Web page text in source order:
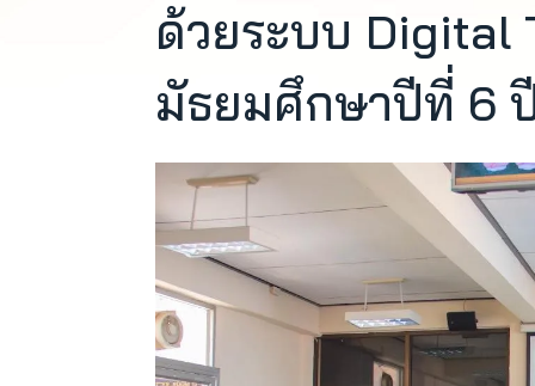
ด้วยระบบ Digital
มัธยมศึกษาปีที่ 6